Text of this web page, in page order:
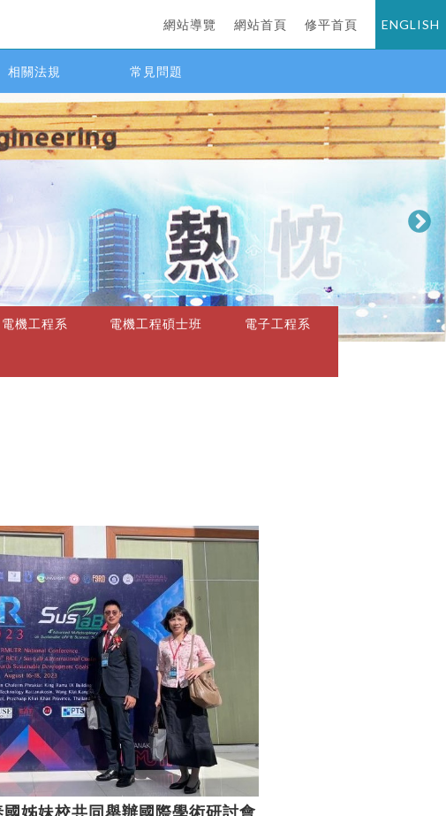
網站導覽 網站首頁 修平首頁 ENGLISH
相關法規 常見問題
電機工程系 電機工程碩士班 電子工程系
姊妹校共同舉辦國際學術研討會